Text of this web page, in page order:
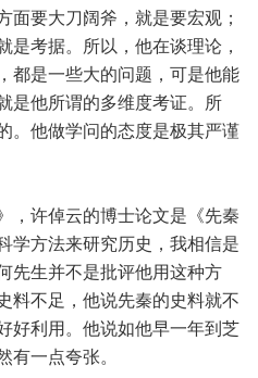
面要大刀阔斧，就是要宏观；
是考据。所以，他在谈理论，
都是一些大的问题，可是他能
是他所谓的多维度考证。所
。他做学问的态度是极其严谨
，许倬云的博士论文是《先秦
学方法来研究历史，我相信是
先生并不是批评他用这种方
料不足，他说先秦的史料就不
好利用。他说如他早一年到芝
有一点夸张。